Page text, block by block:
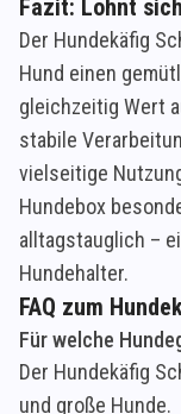
Fazit: Lohnt
Der Hundekäfig
Hund einen
gleichzeitig Wert
stabile
vielseitige
Hundebox
alltagstauglich –
Hundehalter.
FAQ zum
Für welche
Der Hundekäfig
und große Hunde.